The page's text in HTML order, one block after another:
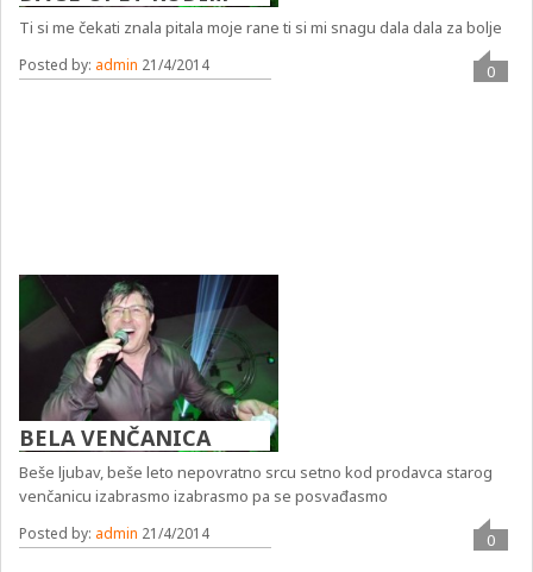
Ti si me čekati znala pitala moje rane ti si mi snagu dala dala za bolje
Posted by: admin 21/4/2014 0
BELA VENČANICA
Beše ljubav, beše leto nepovratno srcu setno kod prodavca starog
venčanicu izabrasmo izabrasmo pa se posvađasmo
Posted by: admin 21/4/2014 0